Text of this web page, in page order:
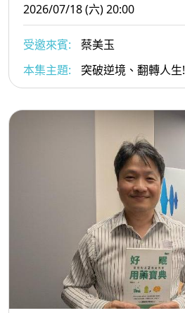
2026/07/18 (六) 20:00
受邀來賓:
蔡美玉
本集主題:
突破逆境、翻轉人生!